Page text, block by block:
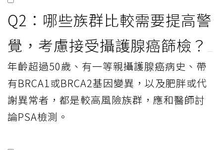
Q2：哪些族群比較需要提高警
覺，考慮接受攝護腺癌篩檢？
年齡超過50歲、有一等親攝護腺癌病史、帶
有BRCA1或BRCA2基因變異，以及肥胖或代
謝異常者，都是較高風險族群，應和醫師討
論PSA檢測。